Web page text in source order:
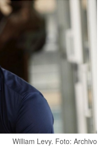
William Levy. Foto: Archivo